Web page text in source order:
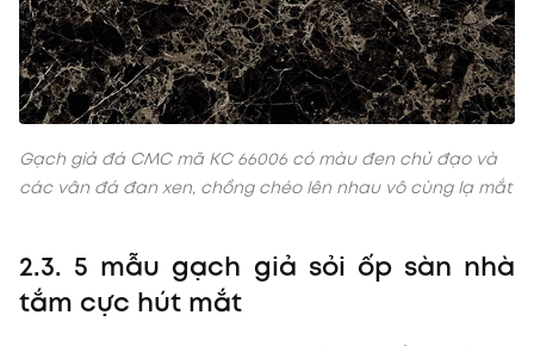
Gạch giả đá CMC mã KC 66006 có màu đen chủ đạo và
các vân đá đan xen, chồng chéo lên nhau vô cùng lạ mắt
2.3. 5 mẫu gạch giả sỏi ốp sàn nhà
tắm cực hút mắt